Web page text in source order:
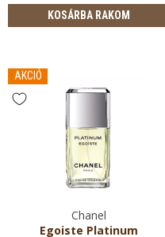
KOSÁRBA RAKOM
AKCIÓ
Chanel
Egoiste Platinum